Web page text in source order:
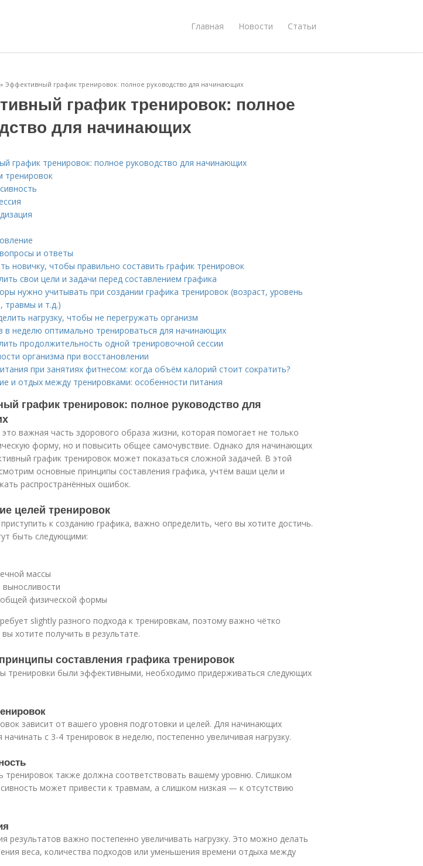
Главная Новости Статьи
» Эффективный график тренировок: полное руководство для начинающих
график тренировок: полное
для начинающих
график тренировок: полное руководство для начинающих
тренировок
и ответы
новичку, чтобы правильно составить график тренировок
свои цели и задачи перед составлением графика
нужно учитывать при создании графика тренировок (возраст, уровень
травмы и т.д.)
нагрузку, чтобы не перегружать организм
в неделю оптимально тренироваться для начинающих
продолжительность одной тренировочной сессии
организма при восстановлении
при занятиях фитнесом: когда объём калорий стоит сократить?
и отдых между тренировками: особенности питания
график тренировок: полное руководство для
важная часть здорового образа жизни, которая помогает не только
форму, но и повысить общее самочувствие. Однако для начинающих
график тренировок может показаться сложной задачей. В этой
основные принципы составления графика, учтём ваши цели и
распространённых ошибок.
целей тренировок
к созданию графика, важно определить, чего вы хотите достичь.
быть следующими:
массы
физической формы
slightly разного подхода к тренировкам, поэтому важно чётко
хотите получить в результате.
составления графика тренировок
тренировки были эффективными, необходимо придерживаться следующих
зависит от вашего уровня подготовки и целей. Для начинающих
начинать с 3-4 тренировок в неделю, постепенно увеличивая нагрузку.
тренировок также должна соответствовать вашему уровню. Слишком
может привести к травмам, а слишком низкая — к отсутствию
результатов важно постепенно увеличивать нагрузку. Это можно делать
веса, количества подходов или уменьшения времени отдыха между